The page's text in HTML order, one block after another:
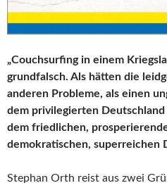
„Couchsurfing in einem
grundfalsch. Als hätten die
anderen Probleme, als einen
dem privilegierten
dem friedlichen,
demokratischen, superreichen
Stephan Orth reist aus zwei